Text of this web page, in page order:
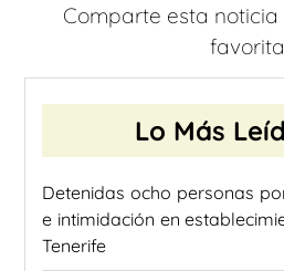
Comparte esta
favorita
Lo Más
Detenidas ocho personas
e intimidación en
Tenerife